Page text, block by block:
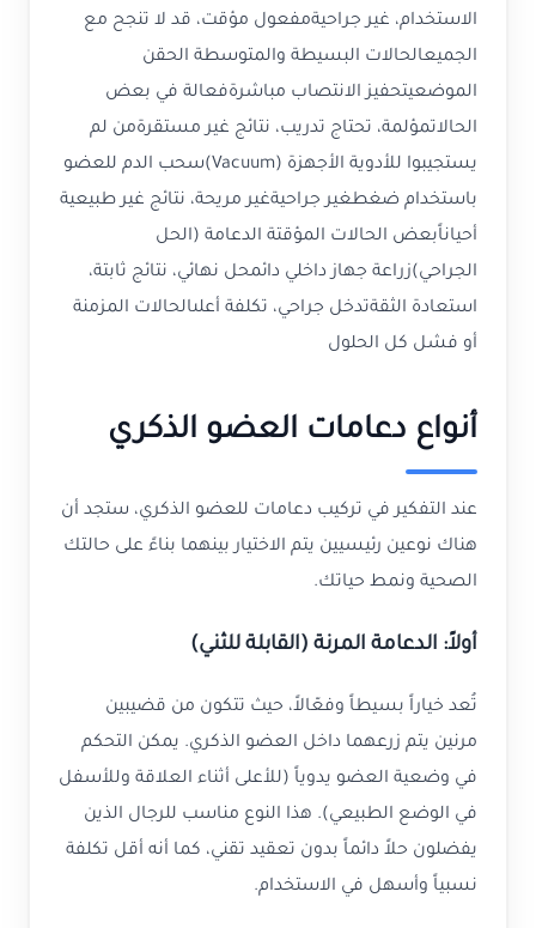
الاستخدام، غير جراحيةمفعول مؤقت، قد لا تنجح مع
الجميعالحالات البسيطة والمتوسطة الحقن
الموضعيتحفيز الانتصاب مباشرةفعالة في بعض
الحالاتمؤلمة، تحتاج تدريب، نتائج غير مستقرةمن لم
يستجيبوا للأدوية الأجهزة (Vacuum)سحب الدم للعضو
باستخدام ضغطغير جراحيةغير مريحة، نتائج غير طبيعية
أحياناًبعض الحالات المؤقتة الدعامة (الحل
الجراحي)زراعة جهاز داخلي دائمحل نهائي، نتائج ثابتة،
استعادة الثقةتدخل جراحي، تكلفة أعلىالحالات المزمنة
أو فشل كل الحلول
أنواع دعامات العضو الذكري
عند التفكير في تركيب دعامات للعضو الذكري، ستجد أن
هناك نوعين رئيسيين يتم الاختيار بينهما بناءً على حالتك
الصحية ونمط حياتك.
أولاً: الدعامة المرنة (القابلة للثني)
تُعد خياراً بسيطاً وفعّالاً، حيث تتكون من قضيبين
مرنين يتم زرعهما داخل العضو الذكري. يمكن التحكم
في وضعية العضو يدوياً (للأعلى أثناء العلاقة وللأسفل
في الوضع الطبيعي). هذا النوع مناسب للرجال الذين
يفضلون حلاً دائماً بدون تعقيد تقني، كما أنه أقل تكلفة
نسبياً وأسهل في الاستخدام.